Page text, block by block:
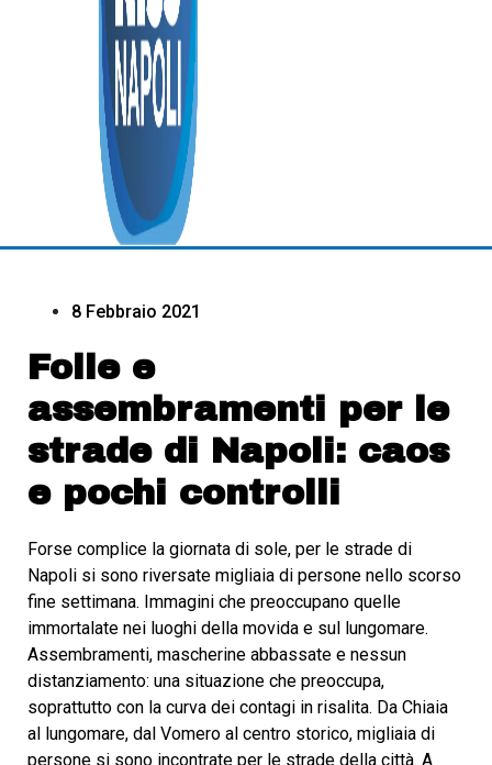
8 Febbraio 2021
Folle e
assembramenti per le
strade di Napoli: caos
e pochi controlli
Forse complice la giornata di sole, per le strade di
Napoli si sono riversate migliaia di persone nello scorso
fine settimana. Immagini che preoccupano quelle
immortalate nei luoghi della movida e sul lungomare.
Assembramenti, mascherine abbassate e nessun
distanziamento: una situazione che preoccupa,
soprattutto con la curva dei contagi in risalita. Da Chiaia
al lungomare, dal Vomero al centro storico, migliaia di
persone si sono incontrate per le strade della città. A